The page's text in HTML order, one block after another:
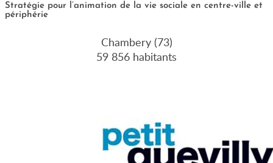
Stratégie pour l’animation de la vie sociale en centre-ville et
périphérie
Chambery (73)
59 856 habitants